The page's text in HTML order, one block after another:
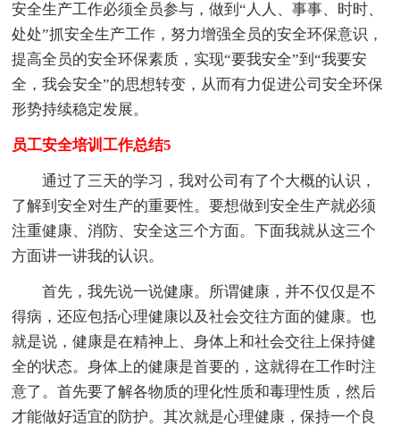
安全生产工作必须全员参与，做到“人人、事事、时时、
处处”抓安全生产工作，努力增强全员的安全环保意识，
提高全员的安全环保素质，实现“要我安全”到“我要安
全，我会安全”的思想转变，从而有力促进公司安全环保
形势持续稳定发展。
员工安全培训工作总结5
通过了三天的学习，我对公司有了个大概的认识，
了解到安全对生产的重要性。要想做到安全生产就必须
注重健康、消防、安全这三个方面。下面我就从这三个
方面讲一讲我的认识。
首先，我先说一说健康。所谓健康，并不仅仅是不
得病，还应包括心理健康以及社会交往方面的健康。也
就是说，健康是在精神上、身体上和社会交往上保持健
全的状态。身体上的健康是首要的，这就得在工作时注
意了。首先要了解各物质的理化性质和毒理性质，然后
才能做好适宜的防护。其次就是心理健康，保持一个良